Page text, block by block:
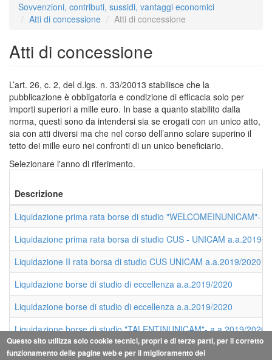
Sovvenzioni, contributi, sussidi, vantaggi economici
Atti di concessione
Atti di concessione
Atti di concessione
L’art. 26, c. 2, del d.lgs. n. 33/20013 stabilisce che la
pubblicazione è obbligatoria e condizione di efficacia solo per
importi superiori a mille euro. In base a quanto stabilito dalla
norma, questi sono da intendersi sia se erogati con un unico atto,
sia con atti diversi ma che nel corso dell’anno solare superino il
tetto dei mille euro nei confronti di un unico beneficiario.
Selezionare l'anno di riferimento.
Descrizione
Liquidazione prima rata borse di studio "WELCOMEINUNICAM"-
Liquidazione prima rata borsa di studio CUS - UNICAM a.a.2019-
Liquidazione II rata borsa di studio CUS UNICAM a.a.2019/2020
Liquidazione borse di studio di eccellenza a.a.2019/2020
Liquidazione borse di studio di eccellenza a.a.2019/2020
Liquidazione borse di studio "TALENTINUNICAM"- a.a.2019/2020
Questo sito utilizza solo cookie tecnici, propri e di terze parti, per il corretto
funzionamento delle pagine web e per il miglioramento dei